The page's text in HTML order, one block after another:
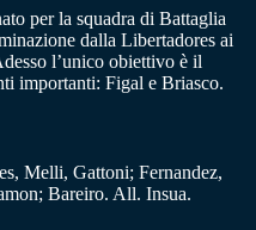
per la squadra di Battaglia
dalla Libertadores ai
l’unico obiettivo è il
importanti: Figal e Briasco.
Melli, Gattoni; Fernandez,
Bareiro. All. Insua.